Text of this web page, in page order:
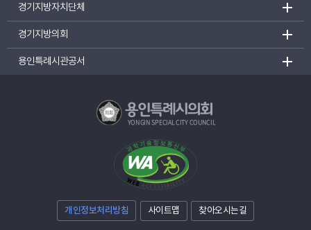
경기지방자치단체
경기지방의회
용인특례시관공서
용인특례시의회
YONGIN SPECIAL CITY COUNCIL
개인정보처리방침 사이트맵 찾아오시는길